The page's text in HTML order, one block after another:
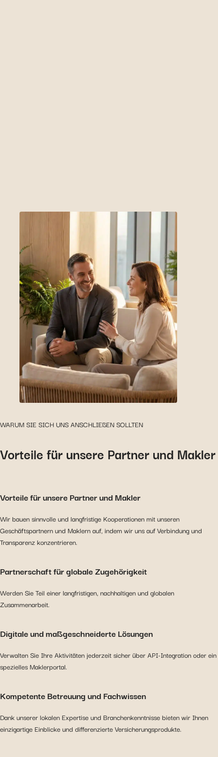
WARUM SIE SICH UNS ANSCHLIEßEN SOLLTEN
Vorteile für unsere Partner und Makler
Vorteile für unsere Partner und Makler
Wir bauen sinnvolle und langfristige Kooperationen mit unseren
Geschäftspartnern und Maklern auf, indem wir uns auf Verbindung und
Transparenz konzentrieren.
Partnerschaft für globale Zugehörigkeit
Werden Sie Teil einer langfristigen, nachhaltigen und globalen
Zusammenarbeit.
Digitale und maßgeschneiderte Lösungen
Verwalten Sie Ihre Aktivitäten jederzeit sicher über API-Integration oder ein
spezielles Maklerportal.
Kompetente Betreuung und Fachwissen
Dank unserer lokalen Expertise und Branchenkenntnisse bieten wir Ihnen
einzigartige Einblicke und differenzierte Versicherungsprodukte.